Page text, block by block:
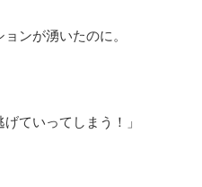
ンが湧いたのに。
ていってしまう！」